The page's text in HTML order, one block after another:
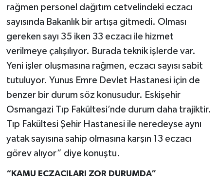
rağmen personel dağıtım cetvelindeki eczacı
sayısında Bakanlık bir artışa gitmedi. Olması
gereken sayı 35 iken 33 eczacı ile hizmet
verilmeye çalışılıyor. Burada teknik işlerde var.
Yeni işler oluşmasına rağmen, eczacı sayısı sabit
tutuluyor. Yunus Emre Devlet Hastanesi için de
benzer bir durum söz konusudur. Eskişehir
Osmangazi Tıp Fakültesi’nde durum daha trajiktir.
Tıp Fakültesi Şehir Hastanesi ile neredeyse aynı
yatak sayısına sahip olmasına karşın 13 eczacı
görev alıyor” diye konuştu.
“KAMU ECZACILARI ZOR DURUMDA”